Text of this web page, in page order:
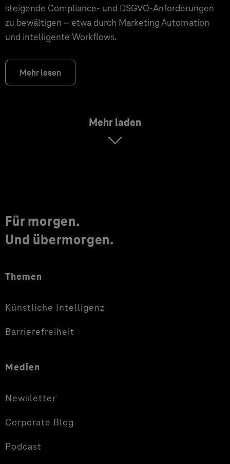
steigende Compliance- und DSGVO-Anforderungen
zu bewältigen – etwa durch Marketing Automation
und intelligente Workflows.
Mehr lesen
Mehr laden
Für morgen.
Und übermorgen.
Themen
Künstliche Intelligenz
Barrierefreiheit
Medien
Newsletter
Corporate Blog
Podcast